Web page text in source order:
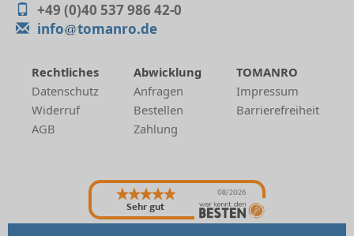
+49 (0)40 537 986 42-0
info
tomanro.de
Rechtliches
Datenschutz
Widerruf
AGB
Abwicklung
Anfragen
Bestellen
Zahlung
TOMANRO
Impressum
Barrierefreiheit
Sehr gut
08/2026